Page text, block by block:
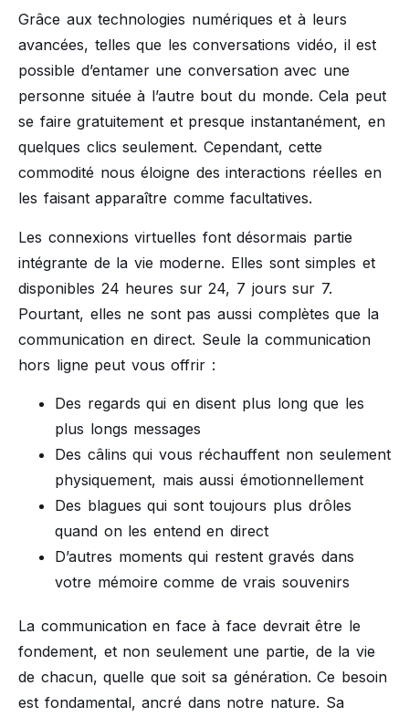
Grâce aux technologies numériques et à leurs
avancées, telles que les conversations vidéo, il est
possible d’entamer une conversation avec une
personne située à l’autre bout du monde. Cela peut
se faire gratuitement et presque instantanément, en
quelques clics seulement. Cependant, cette
commodité nous éloigne des interactions réelles en
les faisant apparaître comme facultatives.
Les connexions virtuelles font désormais partie
intégrante de la vie moderne. Elles sont simples et
disponibles 24 heures sur 24, 7 jours sur 7.
Pourtant, elles ne sont pas aussi complètes que la
communication en direct. Seule la communication
hors ligne peut vous offrir :
Des regards qui en disent plus long que les
plus longs messages
Des câlins qui vous réchauffent non seulement
physiquement, mais aussi émotionnellement
Des blagues qui sont toujours plus drôles
quand on les entend en direct
D’autres moments qui restent gravés dans
votre mémoire comme de vrais souvenirs
La communication en face à face devrait être le
fondement, et non seulement une partie, de la vie
de chacun, quelle que soit sa génération. Ce besoin
est fondamental, ancré dans notre nature. Sa